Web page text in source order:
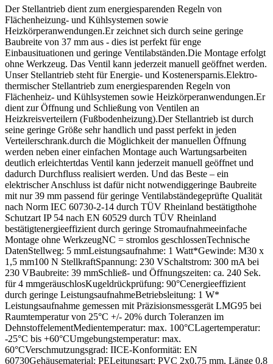
Der Stellantrieb dient zum energiesparenden Regeln von
Flächenheizung- und Kühlsystemen sowie
Heizkörperanwendungen.Er zeichnet sich durch seine geringe
Baubreite von 37 mm aus - dies ist perfekt für enge
Einbausituationen und geringe Ventilabständen.Die Montage erfolgt
ohne Werkzeug. Das Ventil kann jederzeit manuell geöffnet werden.
Unser Stellantrieb steht für Energie- und Kostenersparnis.Elektro-
thermischer Stellantrieb zum energiesparenden Regeln von
Flächenheiz- und Kühlsystemen sowie Heizkörperanwendungen.Er
dient zur Öffnung und Schließung von Ventilen an
Heizkreisverteilern (Fußbodenheizung).Der Stellantrieb ist durch
seine geringe Größe sehr handlich und passt perfekt in jeden
Verteilerschrank.durch die Möglichkeit der manuellen Öffnung
werden neben einer einfachen Montage auch Wartungsarbeiten
deutlich erleichtertdas Ventil kann jederzeit manuell geöffnet und
dadurch Durchfluss realisiert werden. Und das Beste – ein
elektrischer Anschluss ist dafür nicht notwendiggeringe Baubreite
mit nur 39 mm passend für geringe Ventilabständegeprüfte Qualität
nach Norm IEC 60730-2-14 durch TÜV Rheinland bestätigthohe
Schutzart IP 54 nach EN 60529 durch TÜV Rheinland
bestätigtenergieeffizient durch geringe Stromaufnahmeeinfache
Montage ohne WerkzeugNC = stromlos geschlossenTechnische
DatenStellweg: 5 mmLeistungsaufnahme: 1 Watt*Gewinde: M30 x
1,5 mm100 N StellkraftSpannung: 230 VSchaltstrom: 300 mA bei
230 VBaubreite: 39 mmSchließ- und Öffnungszeiten: ca. 240 Sek.
für 4 mmgeräuschlosKugeldrückprüfung: 90°Cenergieeffizient
durch geringe LeistungsaufnahmeBetriebsleitung: 1 W*
Leistungsaufnahme gemessen mit Präzisionsmessgerät LMG95 bei
Raumtemperatur von 25°C +/- 20% durch Toleranzen im
DehnstoffelementMedientemperatur: max. 100°CLagertemperatur:
-25°C bis +60°CUmgebungstemperatur: max.
60°CVerschmutzungsgrad: IICE-Konformität: EN
60730Gehäusematerial: PELeitungsart: PVC 2x0,75 mm, Länge 0,8